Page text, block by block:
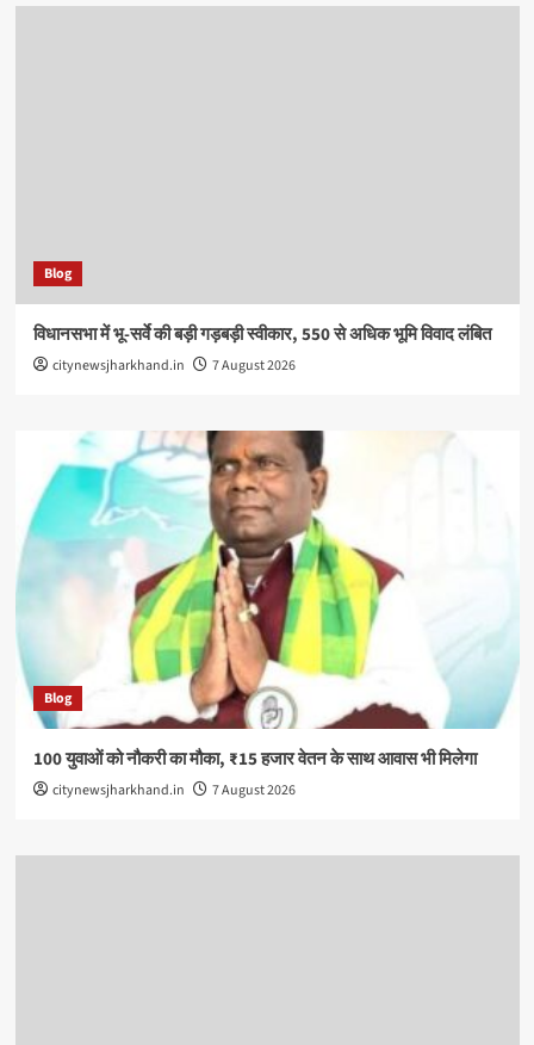
Blog
विधानसभा में भू-सर्वे की बड़ी गड़बड़ी स्वीकार, 550 से अधिक भूमि विवाद लंबित
citynewsjharkhand.in 7 August 2026
Blog
100 युवाओं को नौकरी का मौका, ₹15 हजार वेतन के साथ आवास भी मिलेगा
citynewsjharkhand.in 7 August 2026